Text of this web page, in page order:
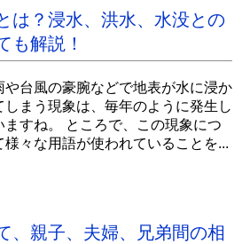
は？浸水、洪水、水没との
も解説！
や台風の豪腕などで地表が水に浸か
しまう現象は、毎年のように発生し
ますね。 ところで、この現象につ
様々な用語が使われていることを...
、親子、夫婦、兄弟間の相